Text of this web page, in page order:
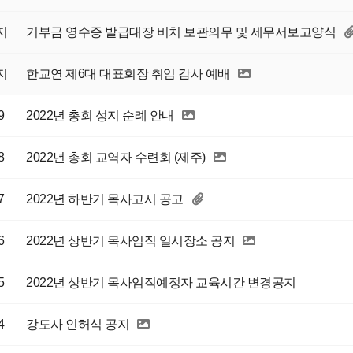
기부금 영수증 발급대장 비치 보관의무 및 세무서보고양식
한교연 제6대 대표회장 취임 감사 예배
2022년 총회 성지 순례 안내
2022년 총회 교역자 수련회 (제주)
2022년 하반기 목사고시 공고
2022년 상반기 목사임직 일시장소 공지
2022년 상반기 목사임직예정자 교육시간 변경공지
강도사 인허식 공지